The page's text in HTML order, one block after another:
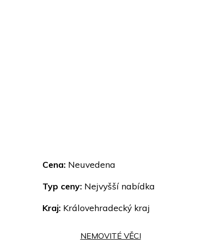
Cena: Neuvedena
Typ ceny: Nejvyšší nabídka
Kraj: Královehradecký kraj
NEMOVITÉ VĚCI